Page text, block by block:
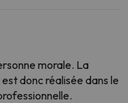
morale. La
donc réalisée dans le